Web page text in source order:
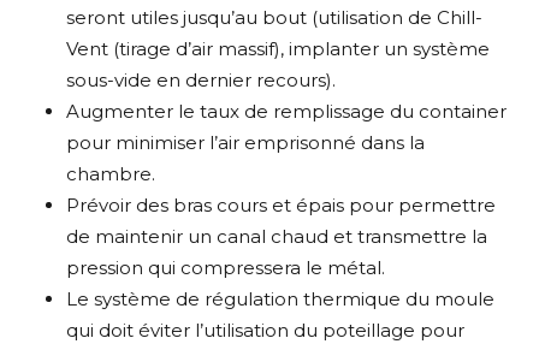
seront utiles jusqu’au bout (utilisation de Chill-
Vent (tirage d’air massif), implanter un système
sous-vide en dernier recours).
Augmenter le taux de remplissage du container
pour minimiser l’air emprisonné dans la
chambre.
Prévoir des bras cours et épais pour permettre
de maintenir un canal chaud et transmettre la
pression qui compressera le métal.
Le système de régulation thermique du moule
qui doit éviter l’utilisation du poteillage pour